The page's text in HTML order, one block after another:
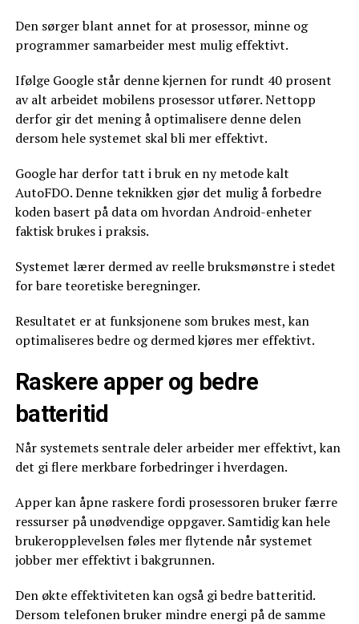
Den sørger blant annet for at prosessor, minne og
programmer samarbeider mest mulig effektivt.
Ifølge Google står denne kjernen for rundt 40 prosent
av alt arbeidet mobilens prosessor utfører. Nettopp
derfor gir det mening å optimalisere denne delen
dersom hele systemet skal bli mer effektivt.
Google har derfor tatt i bruk en ny metode kalt
AutoFDO. Denne teknikken gjør det mulig å forbedre
koden basert på data om hvordan Android-enheter
faktisk brukes i praksis.
Systemet lærer dermed av reelle bruksmønstre i stedet
for bare teoretiske beregninger.
Resultatet er at funksjonene som brukes mest, kan
optimaliseres bedre og dermed kjøres mer effektivt.
Raskere apper og bedre
batteritid
Når systemets sentrale deler arbeider mer effektivt, kan
det gi flere merkbare forbedringer i hverdagen.
Apper kan åpne raskere fordi prosessoren bruker færre
ressurser på unødvendige oppgaver. Samtidig kan hele
brukeropplevelsen føles mer flytende når systemet
jobber mer effektivt i bakgrunnen.
Den økte effektiviteten kan også gi bedre batteritid.
Dersom telefonen bruker mindre energi på de samme